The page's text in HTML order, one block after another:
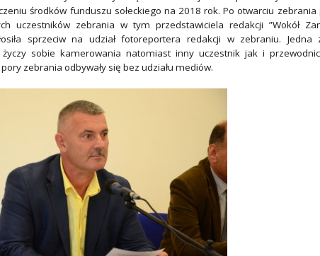
środków funduszu sołeckiego na 2018 rok. Po otwarciu zebrania
uczestników zebrania w tym przedstawiciela redakcji ”Wokół
sprzeciw na udział fotoreportera redakcji w zebraniu. Jedna
życzy sobie kamerowania natomiast inny uczestnik jak i
zebrania odbywały się bez udziału mediów.